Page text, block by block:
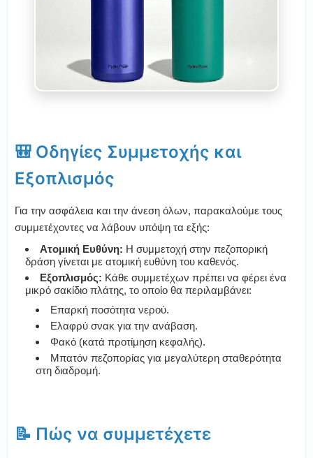
🎒 Οδηγίες Συμμετοχής και
Εξοπλισμός
Για την ασφάλεια και την άνεση όλων, παρακαλούμε τους
συμμετέχοντες να λάβουν υπόψη τα εξής:
Ατομική Ευθύνη: Η συμμετοχή στην πεζοπορική
δράση γίνεται με ατομική ευθύνη του καθενός.
Εξοπλισμός: Κάθε συμμετέχων πρέπει να φέρει ένα
μικρό σακίδιο πλάτης, το οποίο θα περιλαμβάνει:
Επαρκή ποσότητα νερού.
Ελαφρύ σνακ για την ανάβαση.
Φακό (κατά προτίμηση κεφαλής).
Μπατόν πεζοπορίας για μεγαλύτερη σταθερότητα
στη διαδρομή.
📝 Πώς να συμμετέχετε